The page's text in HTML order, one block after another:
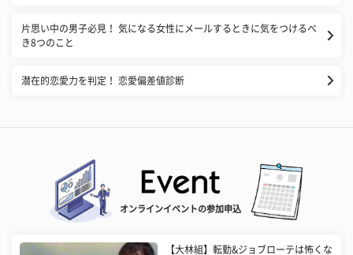
片思い中の男子必見！ 気になる女性にメールするときに気をつけるべ
き8つのこと
潜在的恋愛力を判定！ 恋愛偏差値診断
オンラインイベントの参加申込
【大林組】転勤&ジョブローテは怖くな